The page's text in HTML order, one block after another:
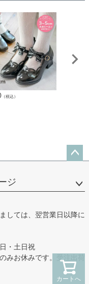
カートへ
（税込）
ップ
ジ
しては、翌営業日以降に
・土日祝
みお休みです。受注出荷